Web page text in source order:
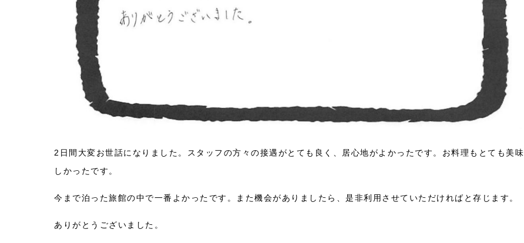
2日間大変お世話になりました。スタッフの方々の接遇がとても良く、居心地がよかったです。お料理もとても美味
しかったです。
今まで泊った旅館の中で一番よかったです。また機会がありましたら、是非利用させていただければと存じます。
ありがとうございました。